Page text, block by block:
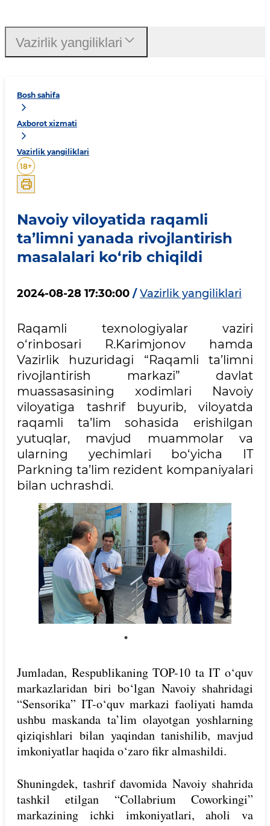
Bosh sahifa
Axborot xizmati
Vazirlik yangiliklari
18+
Navoiy viloyatida raqamli
ta’limni yanada rivojlantirish
masalalari ko‘rib chiqildi
2024-08-28 17:30:00 / Vazirlik yangiliklari
Raqamli texnologiyalar vaziri
o‘rinbosari R.Karimjonov hamda
Vazirlik huzuridagi “Raqamli ta’limni
rivojlantirish markazi” davlat
muassasasining xodimlari Navoiy
viloyatiga tashrif buyurib, viloyatda
raqamli ta’lim sohasida erishilgan
yutuqlar, mavjud muammolar va
ularning yechimlari bo‘yicha IT
Parkning ta’lim rezident kompaniyalari
bilan uchrashdi.
Jumladan, Respublikaning TOP-10 ta IT o‘quv
markazlaridan biri bo‘lgan Navoiy shahridagi
“Sensorika” IT-o‘quv markazi faoliyati hamda
ushbu maskanda ta’lim olayotgan yoshlarning
qiziqishlari bilan yaqindan tanishilib, mavjud
imkoniyatlar haqida o‘zaro fikr almashildi.
Shuningdek, tashrif davomida Navoiy shahrida
tashkil etilgan “Collabrium Coworkingi”
markazining ichki imkoniyatlari, aholi va
Vazirlik yangiliklari